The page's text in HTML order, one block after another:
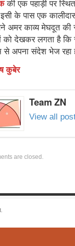
की एक पहाड़ी पर
के पास एक
अमर काव्य मेघदूत की
को देखकर लगता है कि
से अपना संदेश भेज रहा
कुबेर
Team ZN
View all
are closed.